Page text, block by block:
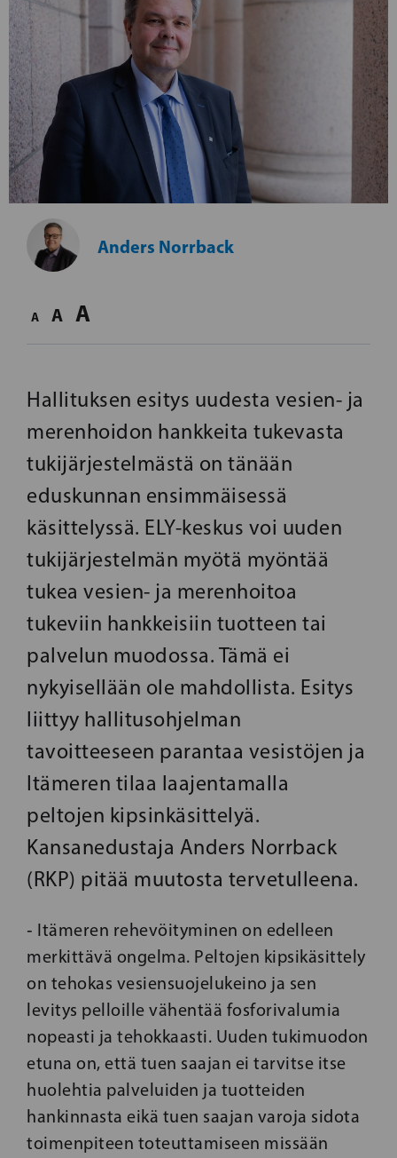
Anders Norrback
A A A
Hallituksen esitys uudesta vesien- ja
merenhoidon hankkeita tukevasta
tukijärjestelmästä on tänään
eduskunnan ensimmäisessä
käsittelyssä. ELY-keskus voi uuden
tukijärjestelmän myötä myöntää
tukea vesien- ja merenhoitoa
tukeviin hankkeisiin tuotteen tai
palvelun muodossa. Tämä ei
nykyisellään ole mahdollista. Esitys
liittyy hallitusohjelman
tavoitteeseen parantaa vesistöjen ja
Itämeren tilaa laajentamalla
peltojen kipsinkäsittelyä.
Kansanedustaja Anders Norrback
(RKP) pitää muutosta tervetulleena.
‑ Itämeren rehevöityminen on edelleen
merkittävä ongelma. Peltojen kipsikäsittely
on tehokas vesiensuojelukeino ja sen
levitys pelloille vähentää fosforivalumia
nopeasti ja tehokkaasti. Uuden tukimuodon
etuna on, että tuen saajan ei tarvitse itse
huolehtia palveluiden ja tuotteiden
hankinnasta eikä tuen saajan varoja sidota
toimenpiteen toteuttamiseen missään